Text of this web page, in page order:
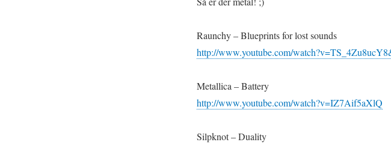
Raunchy – Blueprints for lost sounds
http://www.youtube.com/
Metallica – Battery
http://www.youtube.com/watch?v=IZ7Aif5aXlQ
Silpknot – Duality